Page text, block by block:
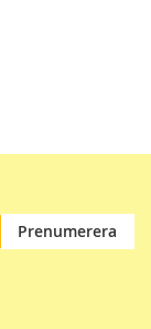
Prenumerera